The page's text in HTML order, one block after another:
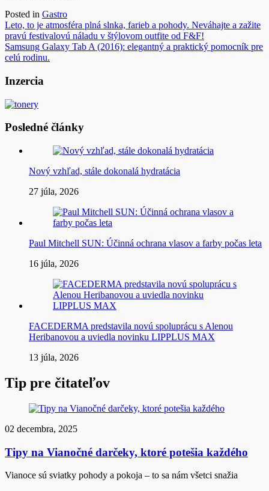
Posted in Gastro
Navigácia
v
článku
Leto, to je atmosféra plná slnka, farieb a pohody. Neváhajte a zažite
pravú festivalovú náladu v štýlovom outfite od F&F!
Samsung Galaxy Tab A (2016): elegantný a praktický pomocník pre
celú rodinu.
Inzercia
Posledné články
Nový vzhľad, stále dokonalá hydratácia
27 júla, 2026
Paul Mitchell SUN: Účinná ochrana vlasov a farby počas leta
16 júla, 2026
FACEDERMA predstavila novú spoluprácu s Alenou
Heribanovou a uviedla novinku LIPPLUS MAX
13 júla, 2026
Tip pre čitateľov
02 decembra, 2025
Tipy na Vianočné darčeky, ktoré potešia každého
Vianoce sú sviatky pohody a pokoja – to sa nám všetci snažia